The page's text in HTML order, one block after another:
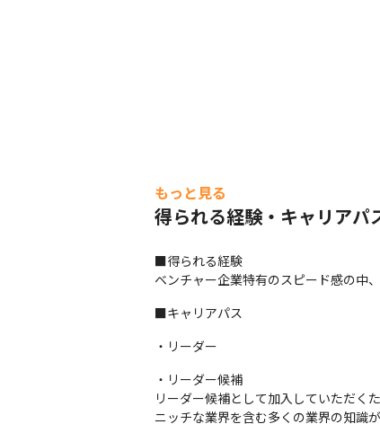
もっと見る
得られる経験・キャリアパ
■得られる経験
ベンチャー企業特有のスピード感の中
■キャリアパス
・リーダー
・リーダー候補
リーダー候補として加入していただく
ニッチな業界を含む多くの業界の知識が